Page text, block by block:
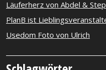
Läuferherz von Abdel &
PlanB ist
Usedom Foto von Ulrich